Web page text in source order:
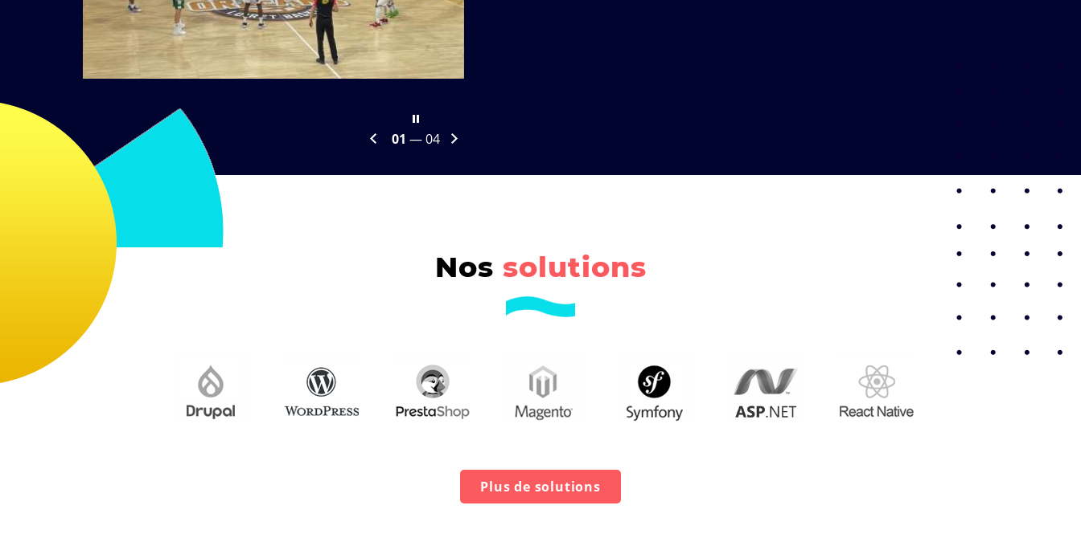
le
01 — 04
Diapositive
Diapositive
Nos solutions
Plus de solutions